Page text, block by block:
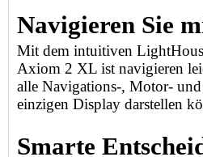
Navigieren Sie
Mit dem intuitiven
Axiom 2 XL ist navigieren
alle Navigations-, Motor- und
einzigen Display darstellen
Smarte